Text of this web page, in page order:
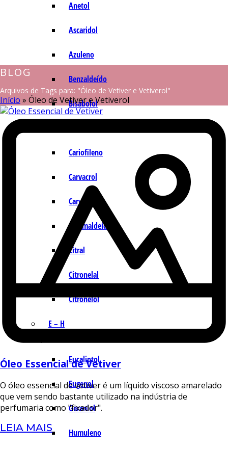
Anetol
Ascaridol
Azuleno
Benzaldeído
Bisabolol
Cariofileno
Carvacrol
Carvona
Cinamaldeído
Citral
Citronelal
Citronelol
E – H
Eucaliptol
Eugenol
Geraniol
Humuleno
BLOG
Arquivos de Tags para: "Óleo de Vetiver e Vetiverol"
Início » Óleo de Vetiver e Vetiverol
Óleo Essencial de Vetiver
O óleo essencial de vetiver é um líquido viscoso amarelado
que vem sendo bastante utilizado na indústria de
perfumaria como "fixador".
LEIA MAIS